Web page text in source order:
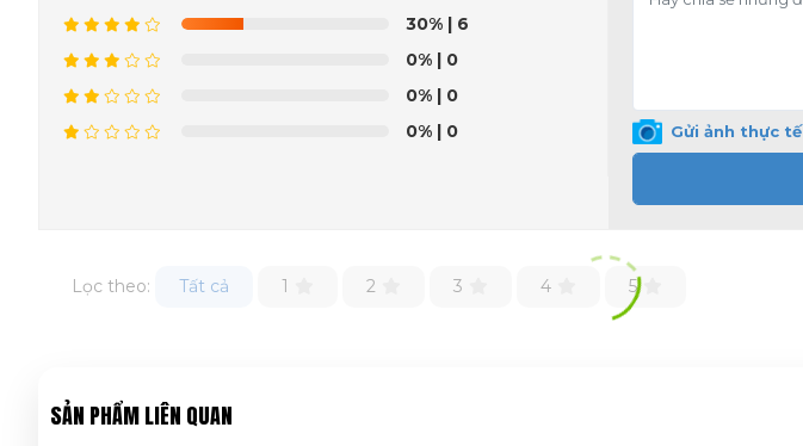
30% | 6
0% | 0
0% | 0
0% | 0 Gửi ảnh thực tế
Lọc theo: Tất cả 1 2 3 4 5
SẢN PHẨM LIÊN QUAN